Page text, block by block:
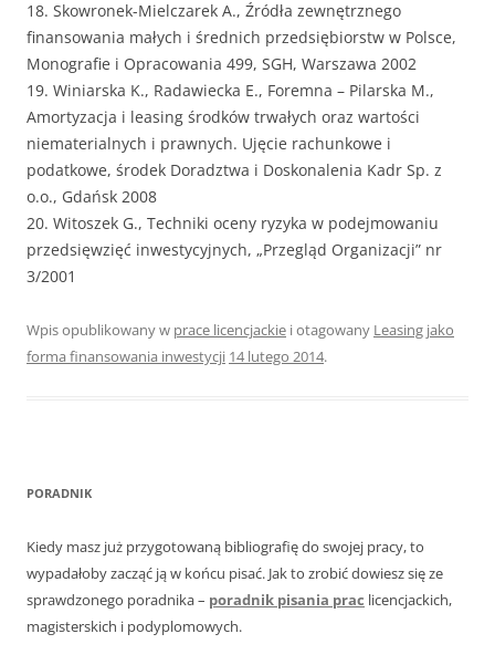
18. Skowronek-Mielczarek A., Źródła zewnętrznego
finansowania małych i średnich przedsiębiorstw w Polsce,
Monografie i Opracowania 499, SGH, Warszawa 2002
19. Winiarska K., Radawiecka E., Foremna – Pilarska M.,
Amortyzacja i leasing środków trwałych oraz wartości
niematerialnych i prawnych. Ujęcie rachunkowe i
podatkowe, środek Doradztwa i Doskonalenia Kadr Sp. z
o.o., Gdańsk 2008
20. Witoszek G., Techniki oceny ryzyka w podejmowaniu
przedsięwzięć inwestycyjnych, „Przegląd Organizacji” nr
3/2001
Wpis opublikowany w prace licencjackie i otagowany Leasing jako
forma finansowania inwestycji 14 lutego 2014.
PORADNIK
Kiedy masz już przygotowaną bibliografię do swojej pracy, to
wypadałoby zacząć ją w końcu pisać. Jak to zrobić dowiesz się ze
sprawdzonego poradnika – poradnik pisania prac licencjackich,
magisterskich i podyplomowych.